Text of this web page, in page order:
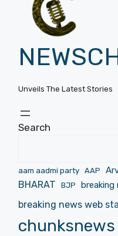
Unveils The Latest Stories
Search
aam aadmi party AAP
BHARAT BJP
breaking news web
chunksnews